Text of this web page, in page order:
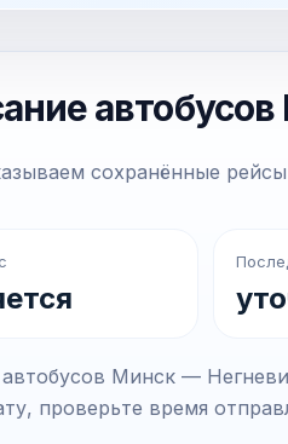
сохранённые
Минск —
проверьте время